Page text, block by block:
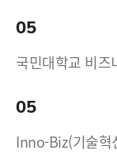
05
국민대학교 비즈
05
Inno-Biz(기술혁